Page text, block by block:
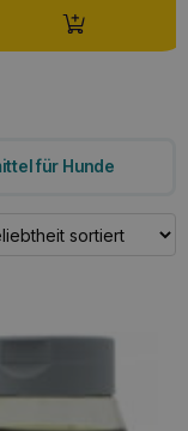
für Hunde